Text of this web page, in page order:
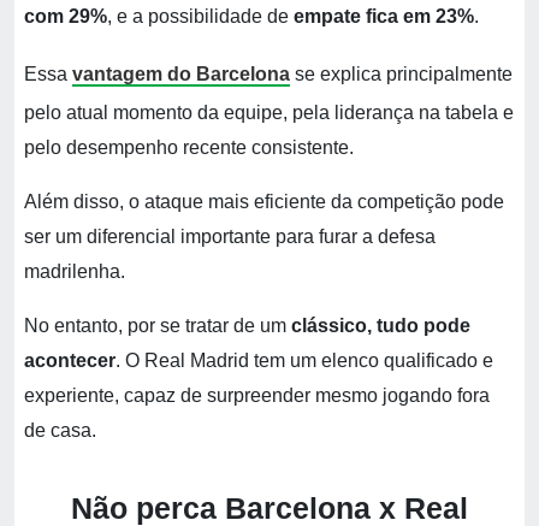
com 29%, e a possibilidade de empate fica em 23%.
Essa vantagem do Barcelona se explica principalmente
pelo atual momento da equipe, pela liderança na tabela e
pelo desempenho recente consistente.
Além disso, o ataque mais eficiente da competição pode
ser um diferencial importante para furar a defesa
madrilenha.
No entanto, por se tratar de um clássico, tudo pode
acontecer. O Real Madrid tem um elenco qualificado e
experiente, capaz de surpreender mesmo jogando fora
de casa.
Não perca Barcelona x Real